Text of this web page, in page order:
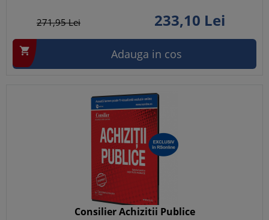
271,95Lei 233,10 Lei
 Adauga in cos
Consilier Achizitii Publice